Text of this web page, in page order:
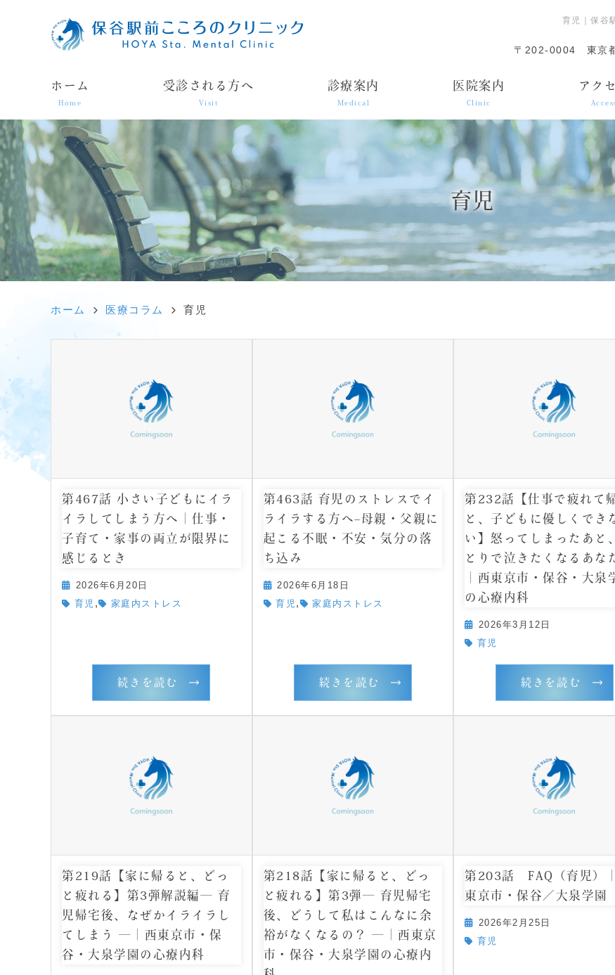
育児｜保谷
〒202-0004 東京
ホーム
Home
受診される方へ
Visit
診療案内
Medical
医院案内
Clinic
アク
育児
ホーム 医療コラム 育児
第467話 小さい子どもにイラ
イラしてしまう方へ｜仕事・
子育て・家事の両立が限界に
感じるとき
2026年6月20日
育児 , 家庭内ストレス
続きを読む
第463話 育児のストレスでイ
ライラする方へ–母親・父親に
起こる不眠・不安・気分の落
ち込み
2026年6月18日
育児, 家庭内ストレス
続きを読む
第232話【仕事で疲れて
と、子どもに優しくでき
い】怒ってしまったあと
とりで泣きたくなるあな
｜西東京市・保谷・大泉
の心療内科
2026年3月12日
育児
続きを読む
第219話【家に帰ると、どっ
と疲れる】第3弾解説編― 育
児帰宅後、なぜかイライラし
てしまう ―｜西東京市・保
谷・大泉学園の心療内科
第218話【家に帰ると、どっ
と疲れる】第3弾― 育児帰宅
後、どうして私はこんなに余
裕がなくなるの？ ―｜西東京
市・保谷・大泉学園の心療内
第203話 FAQ（育児）
東京市・保谷／大泉学園
2026年2月25日
育児